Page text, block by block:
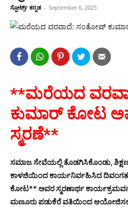
ಸ್ಪೋರ್ಟ್ಸ್ ಕನ್ನಡ - September 6, 2025
**ಮರೆಯದ
ಕುಮಾರ್ ಕೋಟ
ಸ್ಮರಣೆ**
ಸಮಾಜ ಸೇವೆಯಲ್ಲಿ ತೊಡಗಿಸಿಕೊಂಡು, ಶಿಕ್ಷಣ
ಕಾಳಜಿಯಿಂದ ಕಾರ್ಯನಿರ್ವಹಿಸಿದ
ಕೋಟ** ಅವರ ಸ್ಮರಣಾರ್ಥ
ಮಣೂರು ಪಡುಕೆರೆ ವತಿಯಿಂದ